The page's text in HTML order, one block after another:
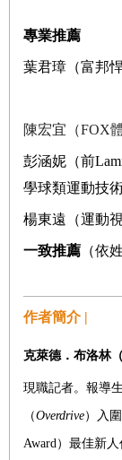
專業推薦
葉君璋（富邦
陳宏宜（FOX
彭涵妮（前
學球類運動技
楊東遠（運動
一致推薦 （依
作者簡介 |
克萊德．布洛林（
現職記者。報導
（Overdrive）入
Award）最佳新人